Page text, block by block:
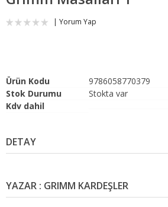
Yorum Yap
Ürün Kodu
9786058770379
Stok Durumu
Stokta var
Kdv dahil
DETAY
YAZAR : GRIMM KARDEŞLER